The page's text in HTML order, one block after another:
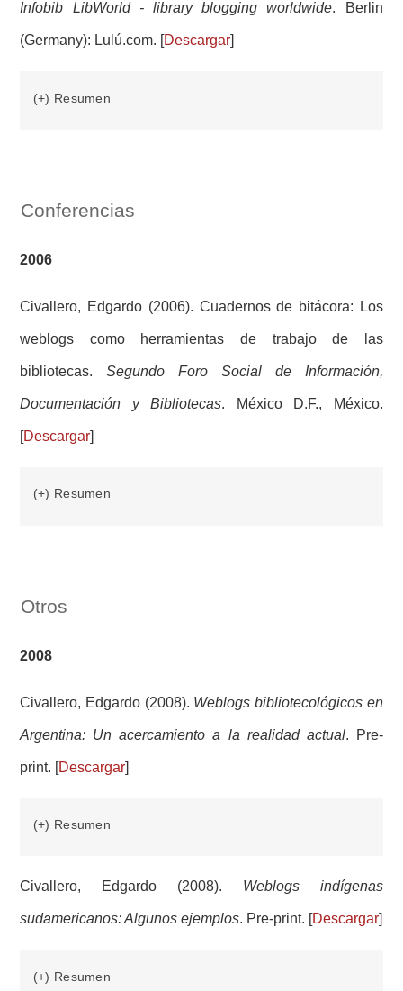
Infobib LibWorld - library blogging worldwide. Berlin
(Germany): Lulú.com. [Descargar]
(+) Resumen
Conferencias
2006
Civallero, Edgardo (2006). Cuadernos de bitácora: Los
weblogs como herramientas de trabajo de las
bibliotecas.Segundo Foro Social de Información,
Documentación y Bibliotecas. México D.F., México.
[Descargar]
(+) Resumen
Otros
2008
Civallero, Edgardo (2008). Weblogs bibliotecológicos en
Argentina: Un acercamiento a la realidad actual. Pre-
print. [Descargar]
(+) Resumen
Civallero, Edgardo (2008). Weblogs indígenas
sudamericanos: Algunos ejemplos. Pre-print. [ Descargar
(+) Resumen